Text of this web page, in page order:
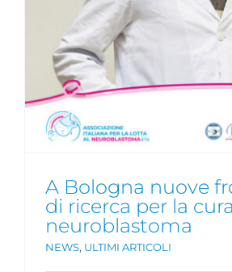
A Bologna nuove
di ricerca per la
neuroblastoma
NEWS, ULTIMI ARTICOLI